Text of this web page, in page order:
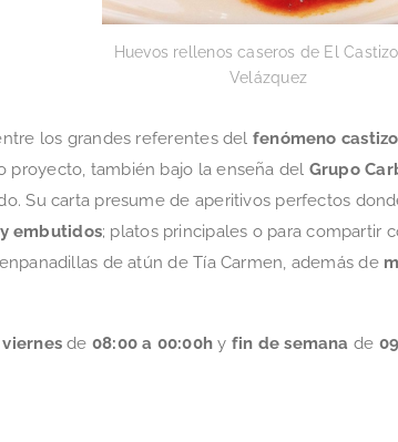
Huevos rellenos caseros de El
Velázquez
los grandes referentes del fenómeno castizo
proyecto, también bajo la enseña del Grupo
Su carta presume de aperitivos perfectos
embutidos; platos principales o para compartir
de atún de Tía Carmen, además de
de 08:00 a 00:00h y fin de semana de